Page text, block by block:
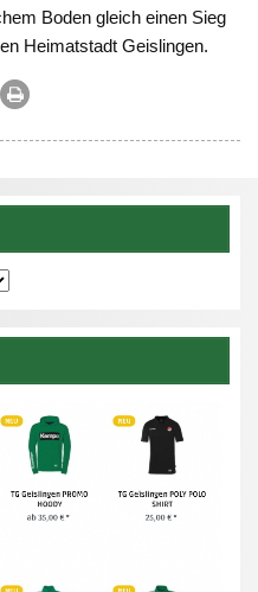
Boden gleich einen Sieg
Heimatstadt Geislingen.